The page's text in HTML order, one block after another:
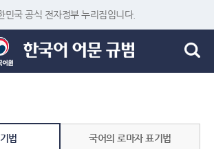
민국 공식 전자정부 누리집입니다.
법 국어의 로마자 표기법